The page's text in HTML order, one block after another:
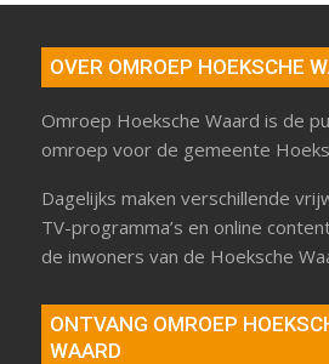
OVER OMROEP HOEKSCHE
Omroep Hoeksche Waard is de
omroep voor de gemeente
Dagelijks maken verschillende
TV-programma’s en online
de inwoners van de Hoeksche
ONTVANG OMROEP
WAARD